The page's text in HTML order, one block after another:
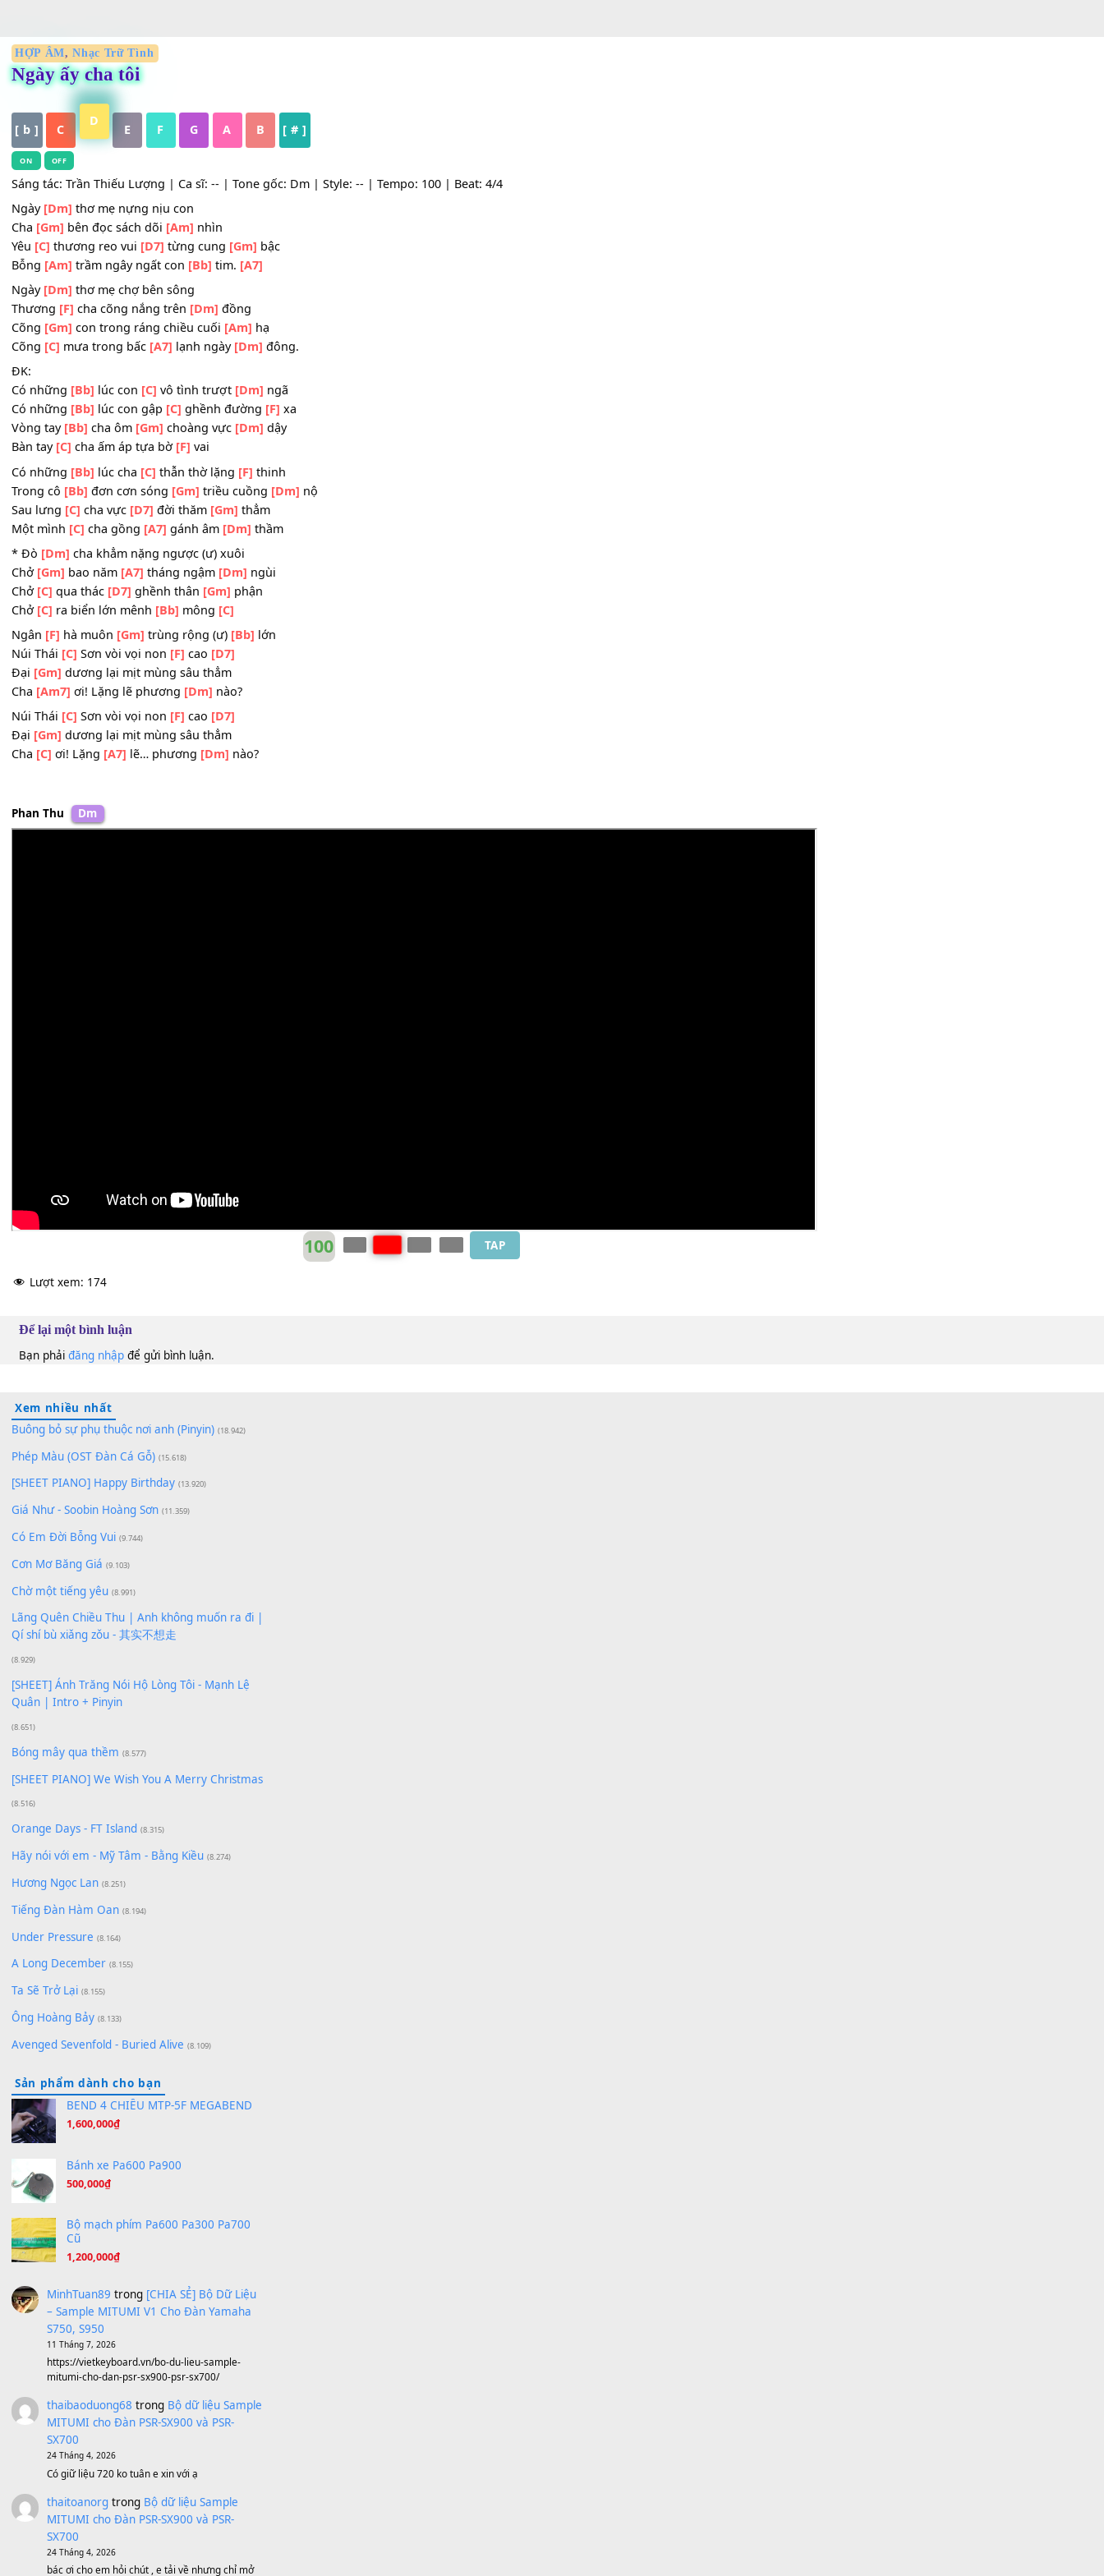
Ngày ấy cha tôi
[ b ] C
D
E F G A B [ # ]
Sáng tác: Trần Thiếu Lượng | Ca sĩ: -- | Tone gốc: Dm | Style: -- | Tempo: 100 | Beat: 4/4
Ngày[Dm]thơ mẹ nựng nịu con
Cha[Gm]bên đọc sách dõi[Am]
Yêu[C] thương reo vui[D7]từng cung
Bỗng[Am]trầm ngây ngất con[Bb]tim.[A7]
Thương[F]cha cõng nắng trên[Dm]đồng
Cõng[Gm]con trong ráng chiều cuối[Am] hạ
Cõng[C]mưa trong bấc [A7]lạnh ngày[Dm]
ĐK:
Có những[Bb]lúc con [C]vô tình trượt[Dm]
Có những[Bb]lúc con gập[C] ghềnh đường[F]xa
Vòng tay[Bb]cha ôm[Gm]choàng vực[Dm]
Bàn tay[C]cha ấm áp tựa bờ[F]vai
Có những [Bb]lúc cha[C]thẫn thờ lặng [F]
Trong cô[Bb]đơn cơn sóng[Gm]triều cuồng
Sau lưng[C]cha vực[D7]đời thăm[Gm]
Một mình
cha gồng[A7] gánh âm [Dm]
* Đò[Dm] cha khẳm nặng ngược (ư) xuôi
Chở[Gm]bao năm[A7]tháng ngậm
Chở[C]qua thác [D7]ghềnh thân[Gm]
Chở[C] ra biển lớn mênh[Bb]mông
Ngân[F]hà muôn [Gm]trùng rộng (ư)[Bb]
Cha [Am7]ơi! Lặng lẽ phương
Lượt xem: 174
Để lại một bình luận
Bạn phảiđăng nhậpđể gửi bình luận.
Buông bỏ sự phụ thuộc nơi anh (Pinyin)
Phép Màu (OST Đàn Cá Gỗ)
[SHEET PIANO] Happy Birthday (13.920)
Có Em Đời Bỗng Vui (9.744)
Cơn Mơ Băng Giá (9.103)
Chờ một tiếng yêu
Lãng Quên Chiều Thu | Anh không muốn ra đi |
Qí shí bù xiǎng zǒu - 其实不想走
(8.929)
[SHEET] Ánh Trăng Nói Hộ Lòng Tôi - Mạnh Lệ
Quân | Intro + Pinyin
(8.651)
Bóng mây qua thềm
[SHEET PIANO] We Wish You A Merry Christmas
(8.516)
Orange Days - FT Island
Hãy nói với em - Mỹ Tâm - Bằng Kiều (8.274)
Hương Ngọc Lan
Tiếng Đàn Hàm Oan (8.194)
Under Pressure
A Long December (8.155)
Ta Sẽ Trở Lại (8.155)
Ông Hoàng Bảy
Avenged Sevenfold - Buried Alive (8.109)
Sản phẩm dành cho bạn
BEND 4 CHIỀU MTP-5F MEGABEND
1,600,000₫
Bánh xe Pa600 Pa900
500,000 ₫
Bộ mạch phím Pa600 Pa300 Pa700
Cũ
1,200,000